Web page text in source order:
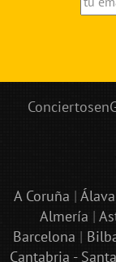
A Coruña |
Almería |
Barcelona |
Cantabria -